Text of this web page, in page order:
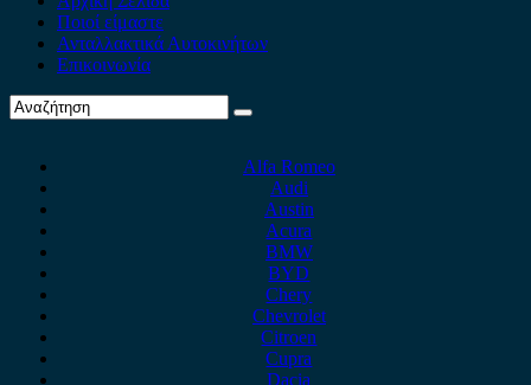
Ποιοί είμαστε
Ανταλλακτικά Αυτοκινήτων
Επικοινωνία
Alfa Romeo
Audi
Austin
Acura
BMW
BYD
Chery
Chevrolet
Citroen
Cupra
Dacia